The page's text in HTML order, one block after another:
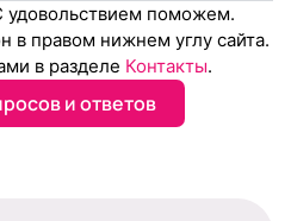
удовольствием поможем.
в правом нижнем углу сайта.
в разделе Контакты.
и ответов